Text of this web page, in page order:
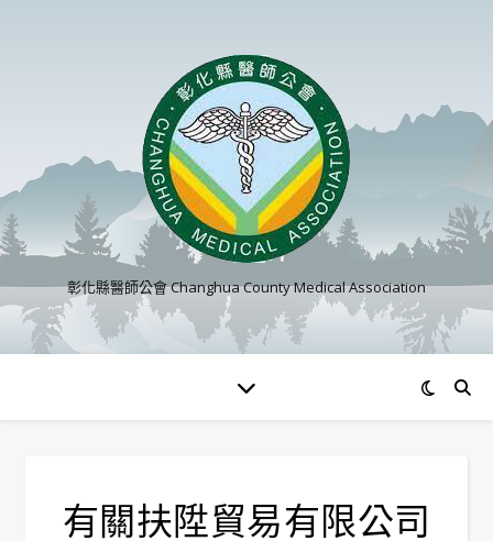
彰化縣醫師公會 Changhua County Medical Association
有關扶陞貿易有限公司